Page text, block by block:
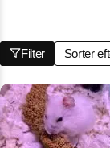
Filter Sorter